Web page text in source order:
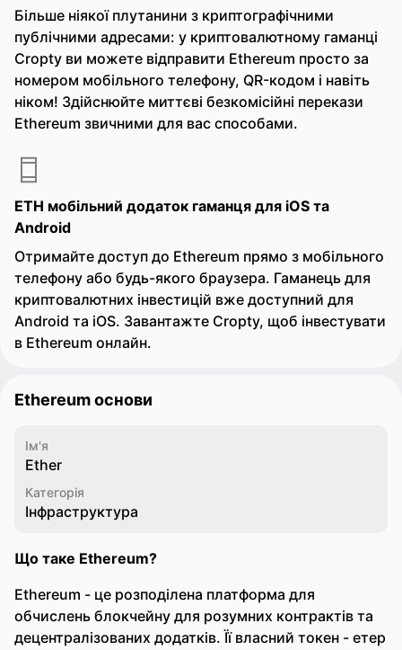
Більше ніякої плутанини з криптографічними
публічними адресами: у криптовалютному гаманці
Cropty ви можете відправити Ethereum просто за
номером мобільного телефону, QR-кодом і навіть
ніком! Здійснюйте миттєві безкомісійні перекази
Ethereum звичними для вас способами.
ETH мобільний додаток гаманця для iOS та
Android
Отримайте доступ до Ethereum прямо з мобільного
телефону або будь-якого браузера. Гаманець для
криптовалютних інвестицій вже доступний для
Android та iOS. Завантажте Cropty, щоб інвестувати
в Ethereum онлайн.
Ethereum основи
Ім'я
Ether
Категорія
Інфраструктура
Що таке Ethereum?
Ethereum - це розподілена платформа для
обчислень блокчейну для розумних контрактів та
децентралізованих додатків. Її власний токен - етер